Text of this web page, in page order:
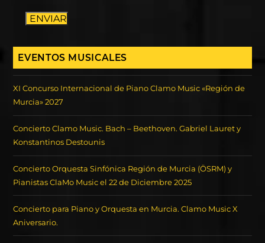
ENVIAR
EVENTOS MUSICALES
XI Concurso Internacional de Piano Clamo Music «Región de
Murcia» 2027
Concierto Clamo Music. Bach – Beethoven. Gabriel Lauret y
Konstantinos Destounis
Concierto Orquesta Sinfónica Región de Murcia (ÖSRM) y
Pianistas ClaMo Music el 22 de Diciembre 2025
Concierto para Piano y Orquesta en Murcia. Clamo Music X
Aniversario.